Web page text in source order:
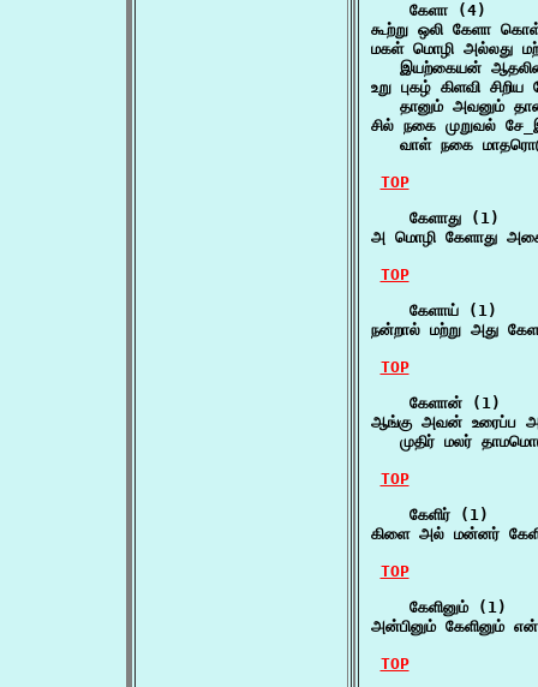
    கேளா (4)
கூற்று ஒலி கேளா
மகள் மொழி அல்லது
இயற்கையன் ஆதலின்
உறு புகழ் கிளவி சிறிய
தானும் அவனும்
சில் நகை முறுவல்
வாள் நகை
TOP
    கேளாது (1)
அ மொழி கேளாது
TOP
    கேளாய் (1)
நன்றால் மற்று அது
TOP
    கேளான் (1)
ஆங்கு அவன் உரைப்ப
முதிர் மலர்
TOP
    கேளிர் (1)
கிளை அல் மன்னர்
TOP
    கேளினும் (1)
அன்பினும் கேளினும்
TOP